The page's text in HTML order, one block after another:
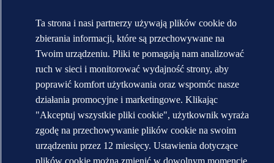
Znaki towarowe DNV GL®, DNV®, Horizon Graphic i Det
Norske Veritas® są własnością spółek wchodzących w skład grupy
Det Norske Veritas. Wszelkie prawa zastrzeżone.
WHEN TRUST MATTERS
Ta strona i nasi partnerzy używają plików cookie do
zbierania informacji, które są przechowywane na
Twoim urządzeniu. Pliki te pomagają nam analizować
ruch w sieci i monitorować wydajność strony, aby
poprawić komfort użytkowania oraz wspomóc nasze
działania promocyjne i marketingowe. Klikając
"Akceptuj wszystkie pliki cookie", użytkownik wyraża
zgodę na przechowywanie plików cookie na swoim
urządzeniu przez 12 miesięcy. Ustawienia dotyczące
plików cookie można zmienić w dowolnym momencie.